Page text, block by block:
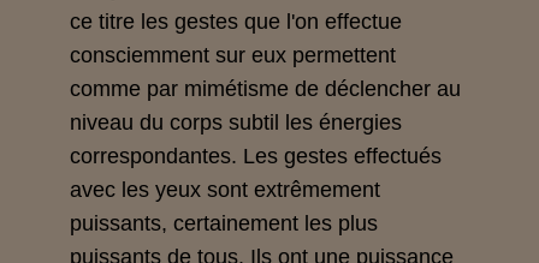
ce titre les gestes que l'on effectue
consciemment sur eux permettent
comme par mimétisme de déclencher au
niveau du corps subtil les énergies
correspondantes. Les gestes effectués
avec les yeux sont extrêmement
puissants, certainement les plus
puissants de tous. Ils ont une puissance